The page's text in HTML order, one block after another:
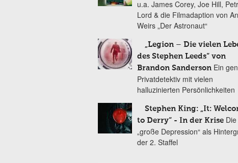
u.a. James Corey, Joe Hill,
Lord & die Filmadaption von
Weirs „Der Astronaut“
„Legion – Die vielen
des Stephen Leeds“ von
Brandon Sanderson Ein
Privatdetektiv mit vielen
halluzinierten Persönlichkeiten
Stephen King: „It:
to Derry“ - In der Krise Die
„große Depression“ als
der 2. Staffel